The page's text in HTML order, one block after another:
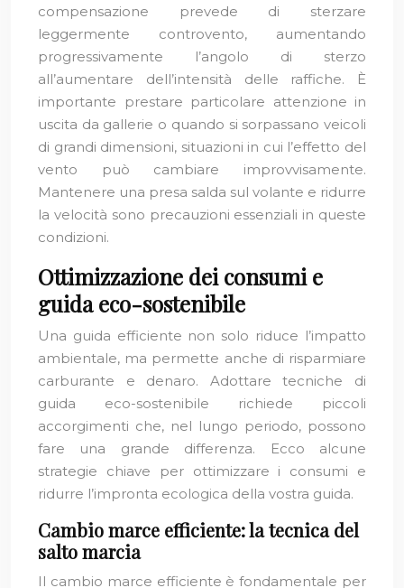
compensazione prevede di sterzare
leggermente controvento, aumentando
progressivamente l’angolo di sterzo
all’aumentare dell’intensità delle raffiche. È
importante prestare particolare attenzione in
uscita da gallerie o quando si sorpassano veicoli
di grandi dimensioni, situazioni in cui l’effetto del
vento può cambiare improvvisamente.
Mantenere una presa salda sul volante e ridurre
la velocità sono precauzioni essenziali in queste
condizioni.
Ottimizzazione dei consumi e
guida eco-sostenibile
Una guida efficiente non solo riduce l’impatto
ambientale, ma permette anche di risparmiare
carburante e denaro. Adottare tecniche di
guida eco-sostenibile richiede piccoli
accorgimenti che, nel lungo periodo, possono
fare una grande differenza. Ecco alcune
strategie chiave per ottimizzare i consumi e
ridurre l’impronta ecologica della vostra guida.
Cambio marce efficiente: la tecnica del
salto marcia
Il cambio marce efficiente è fondamentale per